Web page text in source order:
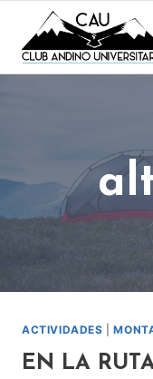
contenido
ACTIVIDADES |
EN LA